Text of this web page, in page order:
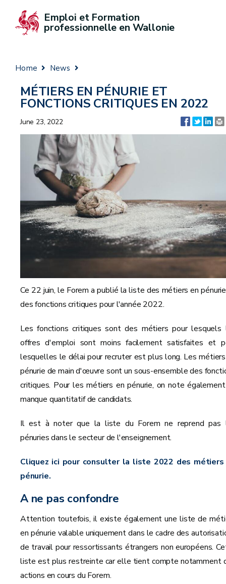
Emploi et Formation
professionnelle en Wallonie
Home News
MÉTIERS EN PÉNURIE ET
FONCTIONS CRITIQUES EN 2022
June 23, 2022
Ce 22 juin, le Forem a publié la liste des métiers en
des fonctions critiques pour l'année 2022.
Les fonctions critiques sont des métiers pour lesquels
offres d'emploi sont moins facilement satisfaites et
lesquelles le délai pour recruter est plus long. Les
pénurie de main d'œuvre sont un sous-ensemble des
critiques. Pour les métiers en pénurie, on note
manque quantitatif de candidats.
Il est à noter que la liste du Forem ne reprend pas
pénuries dans le secteur de l'enseignement.
Cliquez ici pour consulter la liste 2022 des métiers
pénurie.
A ne pas confondre
Attention toutefois, il existe également une liste de
en pénurie valable uniquement dans le cadre des
de travail pour ressortissants étrangers non européens.
liste est plus restreinte car elle tient compte notamment
actions en cours du Forem.